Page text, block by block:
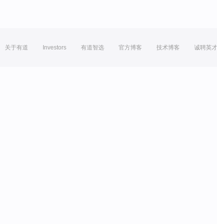
关于有道 Investors 有道智选 官方博客 技术博客 诚聘英才